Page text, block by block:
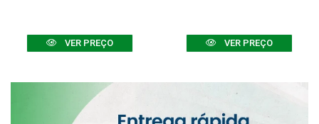
VER PREÇO VER PREÇO